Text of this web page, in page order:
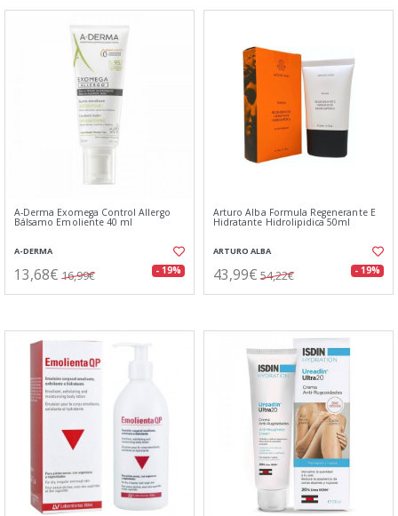
A-Derma Exomega Control Allergo
Bálsamo Emoliente 40 ml
A-DERMA
13,68€ 16,99€ - 19%
Arturo Alba Formula Regenerante E
Hidratante Hidrolipidica 50ml
ARTURO ALBA
43,99€ 54,22€ - 19%